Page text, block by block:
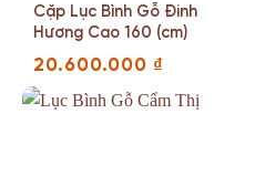
Cặp Lục Bình Gỗ Đinh
Hương Cao 160 (cm)
20.600.000 ₫